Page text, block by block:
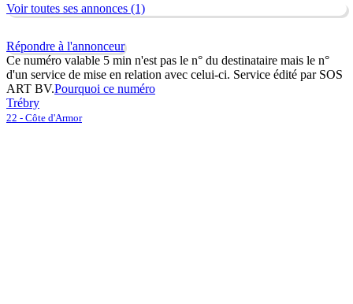
Voir toutes ses annonces (1)
Répondre à l'annonceur
Ce numéro valable 5 min n'est pas le n° du destinataire mais le n°
d'un service de mise en relation avec celui-ci. Service édité par SOS
ART BV.Pourquoi ce numéro
Trébry
22 - Côte d'Armor